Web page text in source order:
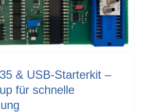
& USB-Starterkit –
für schnelle